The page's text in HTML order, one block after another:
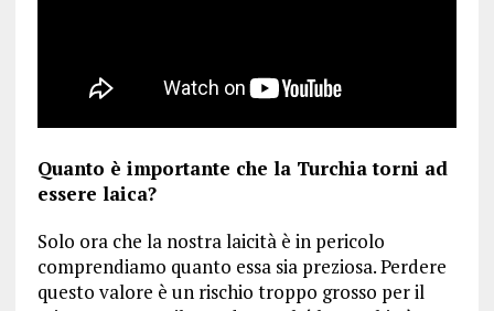
Quanto è importante che la Turchia torni ad
essere laica?
Solo ora che la nostra laicità è in pericolo
comprendiamo quanto essa sia preziosa. Perdere
questo valore è un rischio troppo grosso per il